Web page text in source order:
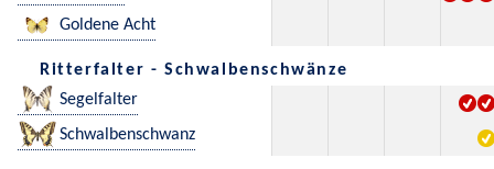
Goldene Acht
Ritterfalter - Schwalbenschwänze
Segelfalter
Schwalbenschwanz